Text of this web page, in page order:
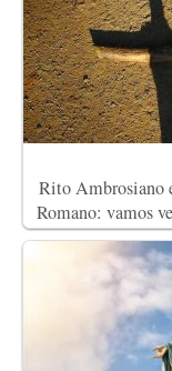
Rito Ambrosiano
Romano: vamos